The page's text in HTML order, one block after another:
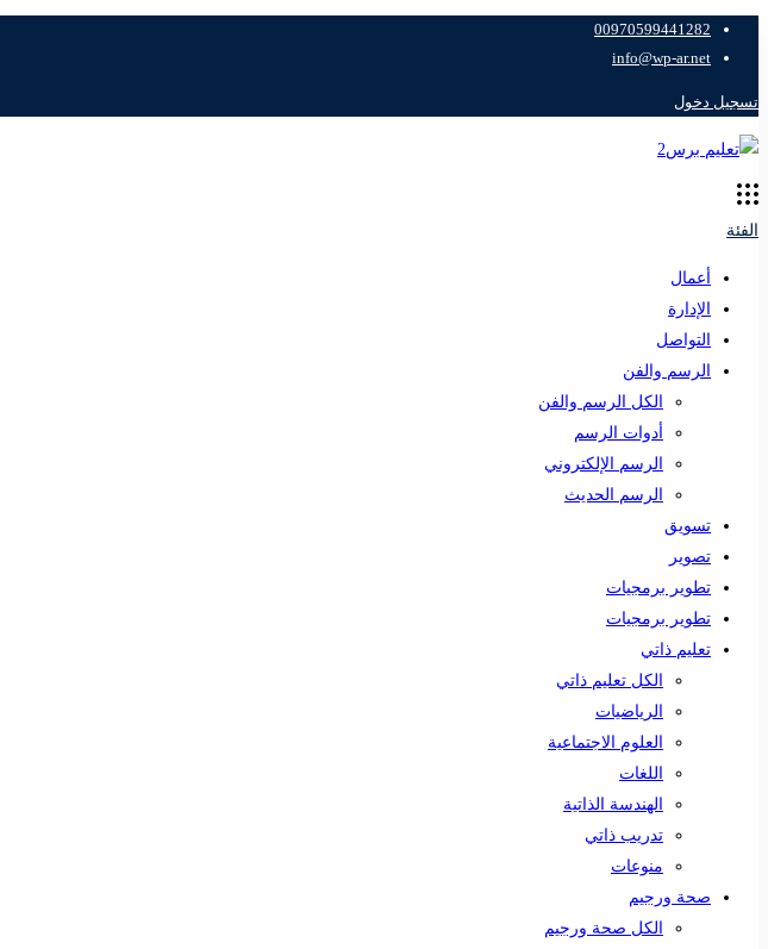
00970599441282
info@wp-ar.net
تسجيل دخول
الفئة
أعمال
الإدارة
التواصل
الرسم والفن
الكل الرسم والفن
أدوات الرسم
الرسم الإلكتروني
الرسم الحديث
تسويق
تصوير
تطوير برمجيات
تطوير برمجيات
تعليم ذاتي
الكل تعليم ذاتي
الرياضيات
العلوم الاجتماعية
اللغات
الهندسة الذاتية
تدريب ذاتي
منوعات
صحة ورجيم
الكل صحة ورجيم